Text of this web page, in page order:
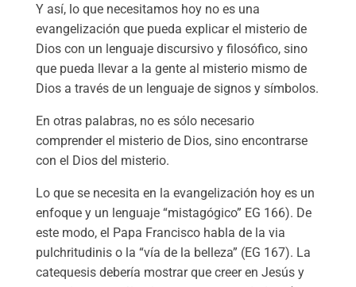
Y así, lo que necesitamos hoy no es una
evangelización que pueda explicar el misterio de
Dios con un lenguaje discursivo y filosófico, sino
que pueda llevar a la gente al misterio mismo de
Dios a través de un lenguaje de signos y símbolos.
En otras palabras, no es sólo necesario
comprender el misterio de Dios, sino encontrarse
con el Dios del misterio.
Lo que se necesita en la evangelización hoy es un
enfoque y un lenguaje “mistagógico” EG 166). De
este modo, el Papa Francisco habla de la via
pulchritudinis o la “vía de la belleza” (EG 167). La
catequesis debería mostrar que creer en Jesús y